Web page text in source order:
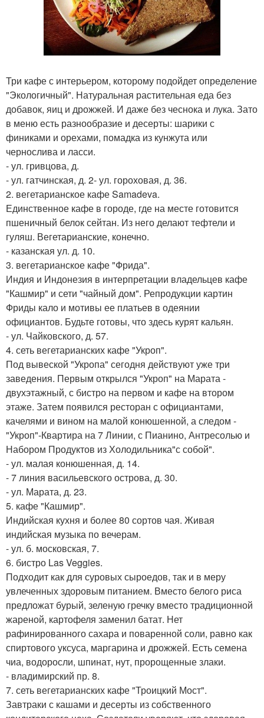
Три кафе с интерьером, которому подойдет определение
"Экологичный". Натуральная растительная еда без
добавок, яиц и дрожжей. И даже без чеснока и лука. Зато
в меню есть разнообразие и десерты: шарики с
финиками и орехами, помадка из кунжута или
чернослива и ласси.
- ул. гривцова, д.
- ул. гатчинская, д. 2- ул. гороховая, д. 36.
2. вегетарианское кафе Samadeva.
Единственное кафе в городе, где на месте готовится
пшеничный белок сейтан. Из него делают тефтели и
гуляш. Вегетарианские, конечно.
- казанская ул. д. 10.
3. вегетарианское кафе "Фрида".
Индия и Индонезия в интерпретации владельцев кафе
"Кашмир" и сети "чайный дом". Репродукции картин
Фриды кало и мотивы ее платьев в одеянии
официантов. Будьте готовы, что здесь курят кальян.
- ул. Чайковского, д. 57.
4. сеть вегетарианских кафе "Укроп".
Под вывеской "Укропа" сегодня действуют уже три
заведения. Первым открылся "Укроп" на Марата -
двухэтажный, с бистро на первом и кафе на втором
этаже. Затем появился ресторан с официантами,
качелями и вином на малой конюшенной, а следом -
"Укроп"-Квартира на 7 Линии, с Пианино, Антресолью и
Набором Продуктов из Холодильника"с собой".
- ул. малая конюшенная, д. 14.
- 7 линия васильевского острова, д. 30.
- ул. Марата, д. 23.
5. кафе "Кашмир".
Индийская кухня и более 80 сортов чая. Живая
индийская музыка по вечерам.
- ул. б. московская, 7.
6. бистро Las Veggies.
Подходит как для суровых сыроедов, так и в меру
увлеченных здоровым питанием. Вместо белого риса
предложат бурый, зеленую гречку вместо традиционной
жареной, картофеля заменил батат. Нет
рафинированного сахара и поваренной соли, равно как
спиртового уксуса, маргарина и дрожжей. Есть семена
чиа, водоросли, шпинат, нут, пророщенные злаки.
- владимирский пр. 8.
7. сеть вегетарианских кафе "Троицкий Мост".
Завтраки с кашами и десерты из собственного